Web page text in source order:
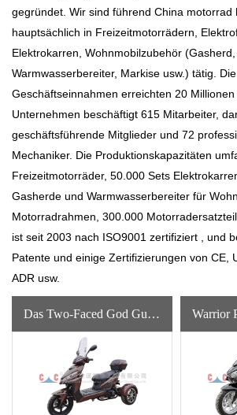
gegründet. Wir sind führend China motorrad
hauptsächlich in Freizeitmotorrädern,
Elektrokarren, Wohnmobilzubehör (Gasherd,
Warmwasserbereiter, Markise usw.) tätig. Die
Geschäftseinnahmen erreichten 20
Unternehmen beschäftigt 615 Mitarbeiter,
geschäftsführende Mitglieder und 72
Mechaniker. Die Produktionskapazitäten
Freizeitmotorräder, 50.000 Sets
Gasherde und Warmwasserbereiter für
Motorradrahmen, 300.000
ist seit 2003 nach ISO9001 zertifiziert , und
Patente und einige Zertifizierungen von CE,
ADR usw.
Das Two-Faced God Guaranteed Quality Three Wheel China 400cc 350cc Motor Adult Sports Motorcycle